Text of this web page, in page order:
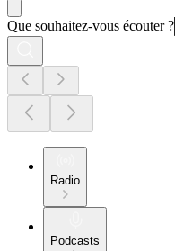
Que souhaitez-vous écouter ?
Radio
Podcasts